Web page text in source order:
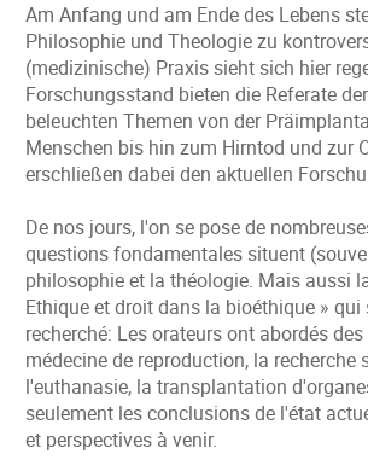
Am Anfang und am Ende des Lebens
Philosophie und Theologie zu
(medizinische) Praxis sieht sich hier
Forschungsstand bieten die Referate
beleuchten Themen von der
Menschen bis hin zum Hirntod und zur
erschließen dabei den aktuellen
De nos jours, l'on se pose de
questions fondamentales situent
philosophie et la théologie. Mais aussi
Ethique et droit dans la bioéthique »
recherché: Les orateurs ont abordés
médecine de reproduction, la
l'euthanasie, la transplantation
seulement les conclusions de l'état
et perspectives à venir.